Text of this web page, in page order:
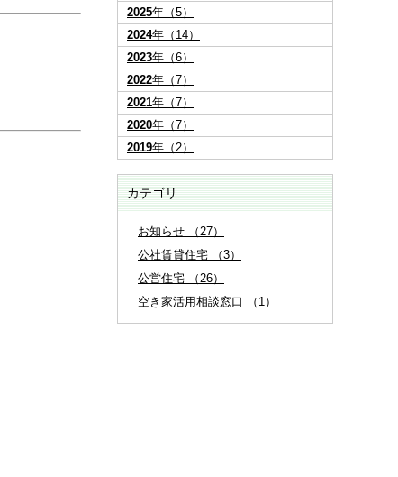
2025年（5）
2024年（14）
2023年（6）
2022年（7）
2021年（7）
2020年（7）
2019年（2）
カテゴリ
お知らせ （27）
公社賃貸住宅 （3）
公営住宅 （26）
空き家活用相談窓口 （1）